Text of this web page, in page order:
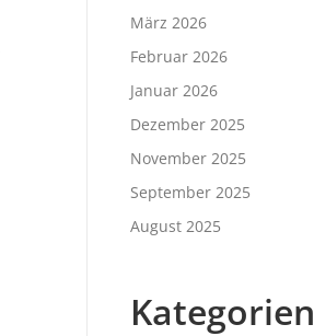
März 2026
Februar 2026
Januar 2026
Dezember 2025
November 2025
September 2025
August 2025
Kategorien